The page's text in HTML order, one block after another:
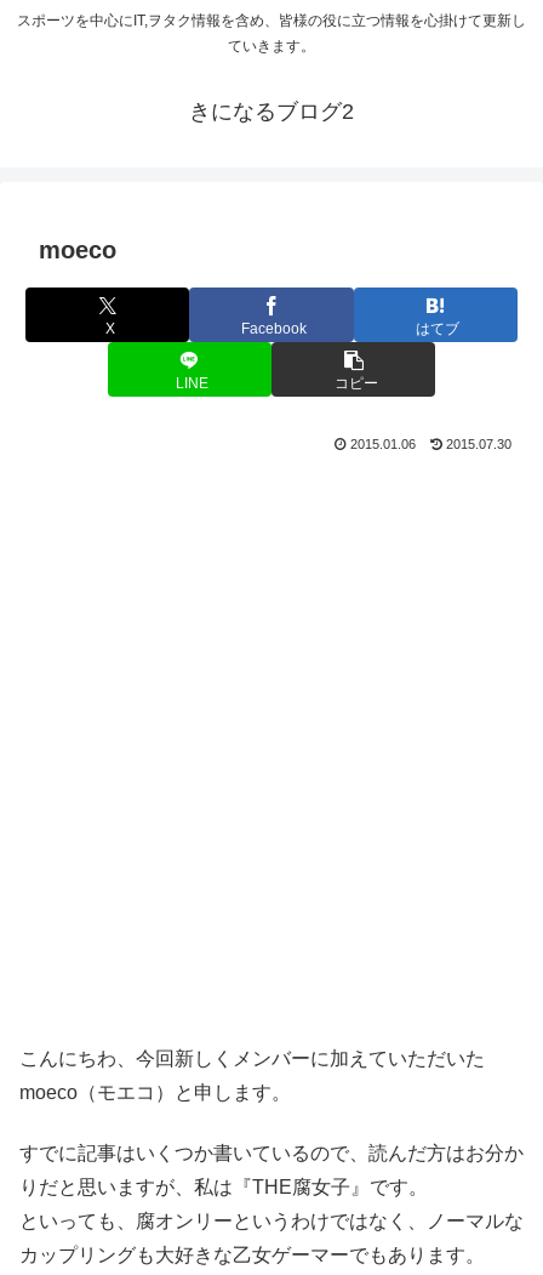
スポーツを中心にIT,ヲタク情報を含め、皆様の役に立つ情報を心掛けて更新し
ていきます。
きになるブログ2
moeco
X Facebook はてブ
LINE コピー
2015.01.06 2015.07.30
こんにちわ、今回新しくメンバーに加えていただいた
moeco（モエコ）と申します。
すでに記事はいくつか書いているので、読んだ方はお分か
りだと思いますが、私は『THE腐女子』です。
といっても、腐オンリーというわけではなく、ノーマルな
カップリングも大好きな乙女ゲーマーでもあります。